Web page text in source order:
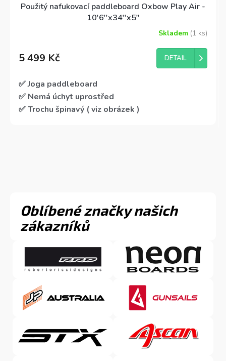
Použitý nafukovací paddleboard Oxbow Play Air -
10'6''x34''x5"
Skladem (1 ks)
5 499 Kč DETAIL
✅ Joga paddleboard
✅ Nemá úchyt uprostřed
✅ Trochu špinavý ( viz obrázek )
Oblíbené značky našich
zákazníků